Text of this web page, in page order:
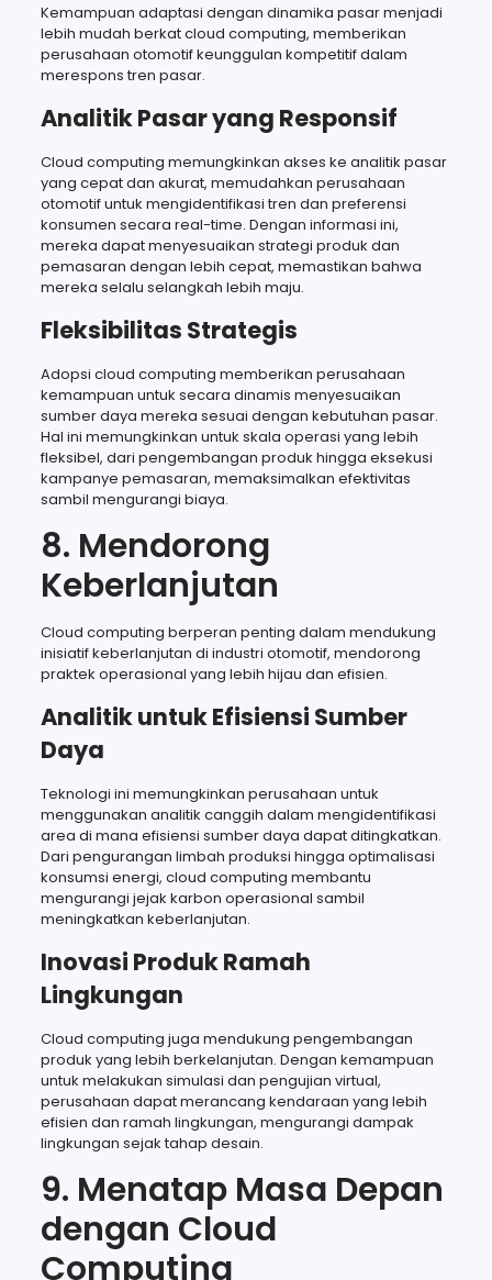
Kemampuan adaptasi dengan dinamika pasar menjadi
lebih mudah berkat cloud computing, memberikan
perusahaan otomotif keunggulan kompetitif dalam
merespons tren pasar.
Analitik Pasar yang Responsif
Cloud computing memungkinkan akses ke analitik pasar
yang cepat dan akurat, memudahkan perusahaan
otomotif untuk mengidentifikasi tren dan preferensi
konsumen secara real-time. Dengan informasi ini,
mereka dapat menyesuaikan strategi produk dan
pemasaran dengan lebih cepat, memastikan bahwa
mereka selalu selangkah lebih maju.
Fleksibilitas Strategis
Adopsi cloud computing memberikan perusahaan
kemampuan untuk secara dinamis menyesuaikan
sumber daya mereka sesuai dengan kebutuhan pasar.
Hal ini memungkinkan untuk skala operasi yang lebih
fleksibel, dari pengembangan produk hingga eksekusi
kampanye pemasaran, memaksimalkan efektivitas
sambil mengurangi biaya.
8. Mendorong
Keberlanjutan
Cloud computing berperan penting dalam mendukung
inisiatif keberlanjutan di industri otomotif, mendorong
praktek operasional yang lebih hijau dan efisien.
Analitik untuk Efisiensi Sumber
Daya
Teknologi ini memungkinkan perusahaan untuk
menggunakan analitik canggih dalam mengidentifikasi
area di mana efisiensi sumber daya dapat ditingkatkan.
Dari pengurangan limbah produksi hingga optimalisasi
konsumsi energi, cloud computing membantu
mengurangi jejak karbon operasional sambil
meningkatkan keberlanjutan.
Inovasi Produk Ramah
Lingkungan
Cloud computing juga mendukung pengembangan
produk yang lebih berkelanjutan. Dengan kemampuan
untuk melakukan simulasi dan pengujian virtual,
perusahaan dapat merancang kendaraan yang lebih
efisien dan ramah lingkungan, mengurangi dampak
lingkungan sejak tahap desain.
9. Menatap Masa Depan
dengan Cloud
Computing